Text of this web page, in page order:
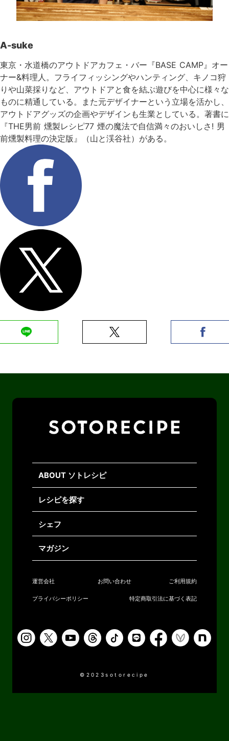
A-suke
東京・水道橋のアウトドアカフェ・バー『BASE CAMP』オー
ナー&料理人。フライフィッシングやハンティング、キノコ狩
りや山菜採りなど、アウトドアと食を結ぶ遊びを中心に様々な
ものに精通している。また元デザイナーという立場を活かし、
アウトドアグッズの企画やデザインも生業としている。著書に
『THE男前 燻製レシピ77 煙の魔法で自信満々のおいしさ! 男
前燻製料理の決定版』（山と渓谷社）がある。
ABOUT ソトレシピ
レシピを探す
シェフ
マガジン
運営会社 お問い合わせ ご利用規約
プライバシーポリシー 特定商取引法に基づく表記
©2023sotorecipe